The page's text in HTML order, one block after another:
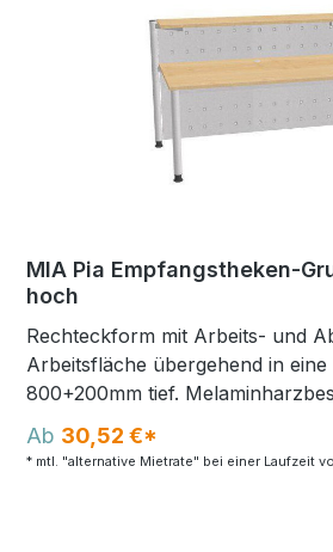
MIA Pia Empfangstheken-
hoch
Rechteckform mit Arbeits- und
Arbeitsfläche übergehend in eine
800+200mm tief.
DIN 68765 E1. ABS-Frontkanten
4xRundrohrfüße Ø60mm und
Beinfreiheit im Ansitzbereich
Ab 30,52 €*
* mtl. "alternative Mietrate" bei einer Laufzeit